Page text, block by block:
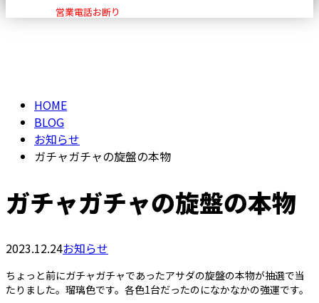
営業電話お断り
HOME
BLOG
お知らせ
ガチャガチャの旋盤の本物
ガチャガチャの旋盤の本物
2023.12.24お知らせ
ちょっと前にガチャガチャであったアサダの旋盤の本物が抽選で当
たりました。瑠璃色です。各色1台だったのになかなかの強運です。